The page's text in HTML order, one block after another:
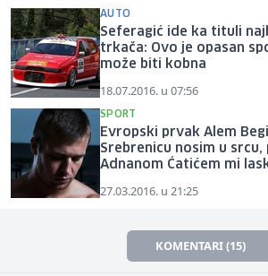
AUTO
Seferagić ide ka tituli
trkača: Ovo je opasan
može biti kobna
18.07.2016. u 07:56
SPORT
Evropski prvak Alem
Srebrenicu nosim u srcu,
Adnanom Ćatićem mi
27.03.2016. u 21:25
KOMENTARI (15)